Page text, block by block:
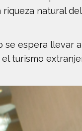
natural
espera llevar
turismo